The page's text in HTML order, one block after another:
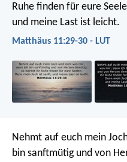
Ruhe finden für eure
und meine Last ist leicht.
Matthäus 11:29-30 - LUT
Nehmt auf euch mein
bin sanftmütig und von